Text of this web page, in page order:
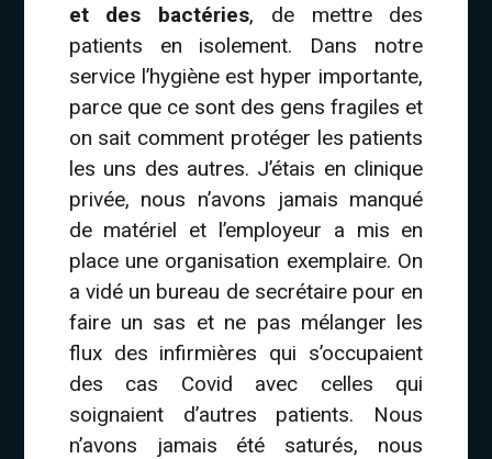
et des bactéries, de mettre des
patients en isolement. Dans notre
service l’hygiène est hyper importante,
parce que ce sont des gens fragiles et
on sait comment protéger les patients
les uns des autres. J’étais en clinique
privée, nous n’avons jamais manqué
de matériel et l’employeur a mis en
place une organisation exemplaire. On
a vidé un bureau de secrétaire pour en
faire un sas et ne pas mélanger les
flux des infirmières qui s’occupaient
des cas Covid avec celles qui
soignaient d’autres patients. Nous
n’avons jamais été saturés, nous